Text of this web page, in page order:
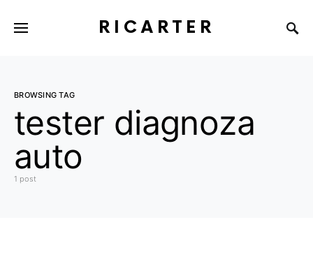
RICARTER
BROWSING TAG
tester diagnoza
auto
1 post